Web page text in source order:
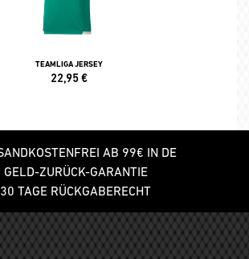
TEAMLIGA JERSEY
22,95€
AB 99€ IN DE
GELD-ZURÜCK-GARANTIE
30 TAGE RÜCKGABERECHT